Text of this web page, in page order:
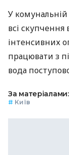
У комунальній
всі
інтенсивних
працювати з
вода
За матеріалами:
# Київ